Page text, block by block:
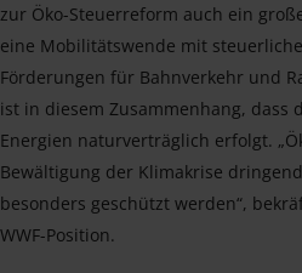
zur Öko-Steuerreform auch ein
eine Mobilitätswende mit
Förderungen für Bahnverkehr und
ist in diesem Zusammenhang, dass
Energien naturverträglich erfolgt.
Bewältigung der Klimakrise
besonders geschützt werden“,
WWF-Position.